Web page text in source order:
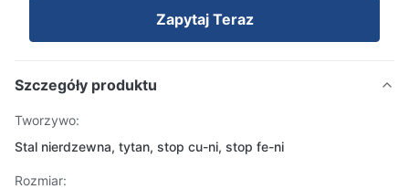
Zapytaj Teraz
Szczegóły produktu
Tworzywo:
Stal nierdzewna, tytan, stop cu-ni, stop fe-ni
Rozmiar: